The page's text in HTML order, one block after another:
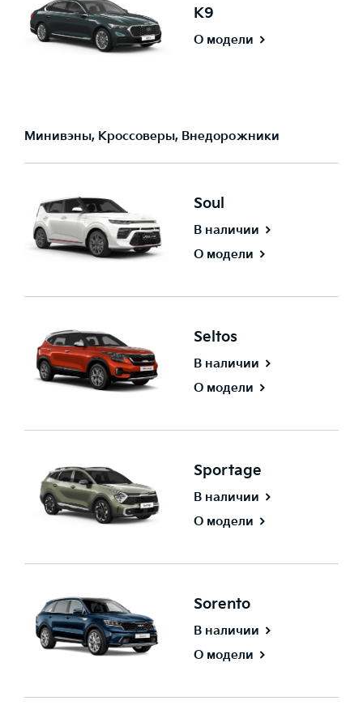
K9
О модели
Минивэны, Кроссоверы, Внедорожники
Soul
В наличии
О модели
Seltos
В наличии
О модели
Sportage
В наличии
О модели
Sorento
В наличии
О модели